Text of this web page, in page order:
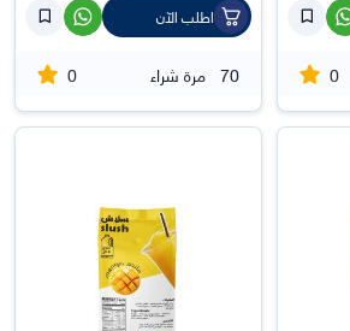
0
اطلب الآن
70 مرة شراء 0